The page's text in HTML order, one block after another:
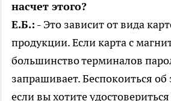
насчет этого?
Е.Б.: - Это зависит от вида
продукции. Если карта с
большинство терминалов
запрашивает. Беспокоиться об
если вы хотите